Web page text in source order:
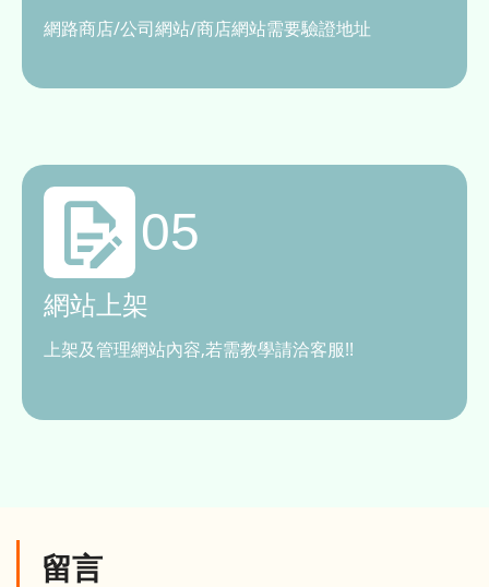
網路商店/公司網站/商店網站需要驗證地址
05
網站上架
上架及管理網站內容,若需教學請洽客服!!
留言